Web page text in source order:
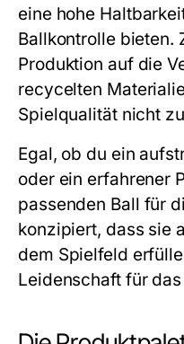
eine hohe
Ballkontrolle bieten.
Produktion auf die
recycelten
Spielqualität nicht
Egal, ob du ein
oder ein erfahrener
passenden Ball für
konzipiert, dass sie
dem Spielfeld
Leidenschaft für